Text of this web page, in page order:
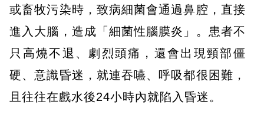
或畜牧污染時，致病細菌會通過鼻腔，直接
進入大腦，造成「細菌性腦膜炎」。患者不
只高燒不退、劇烈頭痛，還會出現頸部僵
硬、意識昏迷，就連吞嚥、呼吸都很困難，
且往往在戲水後24小時內就陷入昏迷。